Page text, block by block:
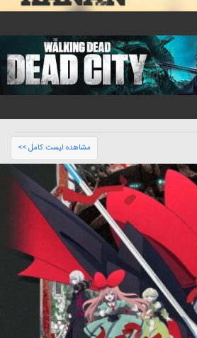
مشاهده لیست کامل >>